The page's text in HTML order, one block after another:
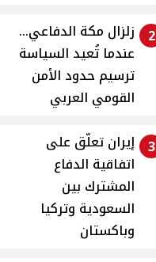
2
زلزال مكة الدفاعي...
عندما تُعيد السياسة
ترسيم حدود الأمن
القومي العربي
3 إيران تعلّق على
اتفاقية الدفاع
المشترك بين
السعودية وتركيا
وباكستان